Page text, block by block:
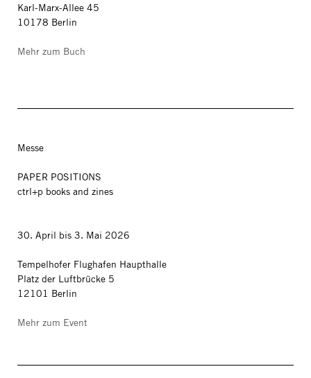
Karl-Marx-Allee 45
10178 Berlin
Mehr zum Buch
Messe
PAPER POSITIONS
ctrl+p books and zines
30. April bis 3. Mai 2026
Tempelhofer Flughafen Haupthalle
Platz der Luftbrücke 5
12101 Berlin
Mehr zum Event